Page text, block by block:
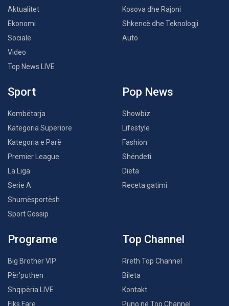
Aktualitet
Ekonomi
Sociale
Video
Top News LIVE
Kosova dhe Rajoni
Shkencë dhe Teknologji
Auto
Sport
Kombëtarja
Kategoria Superiore
Kategoria e Parë
Premier League
La Liga
Serie A
Shumësportësh
Sport Gossip
Pop News
Showbiz
Lifestyle
Fashion
Shëndeti
Dieta
Receta gatimi
Programe
Big Brother VIP
Për’puthen
Shqipëria LIVE
Fiks Fare
Top Channel
Rreth Top Channel
Bileta
Kontakt
Puno në Top Channel